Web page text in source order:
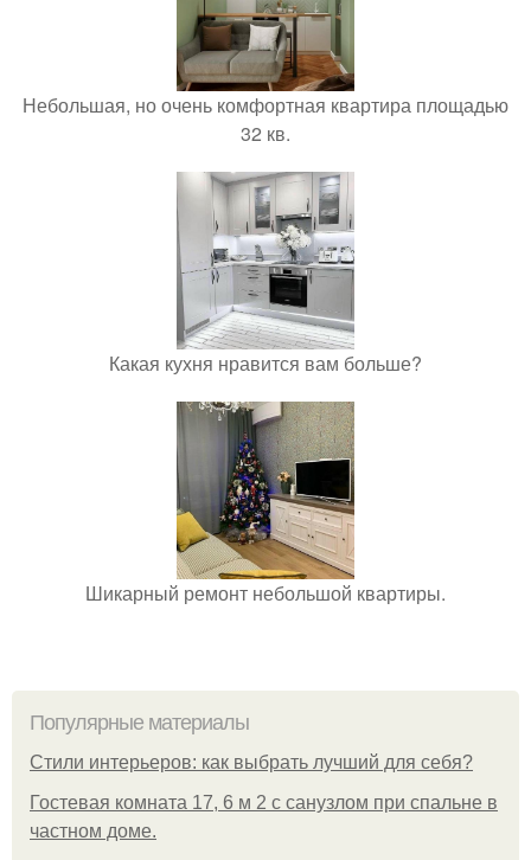
Небольшая, но очень комфортная квартира площадью
32 кв.
Какая кухня нравится вам больше?
Шикарный ремонт небольшой квартиры.
Популярные материалы
Стили интерьеров: как выбрать лучший для себя?
Гостевая комната 17, 6 м 2 с санузлом при спальне в
частном доме.